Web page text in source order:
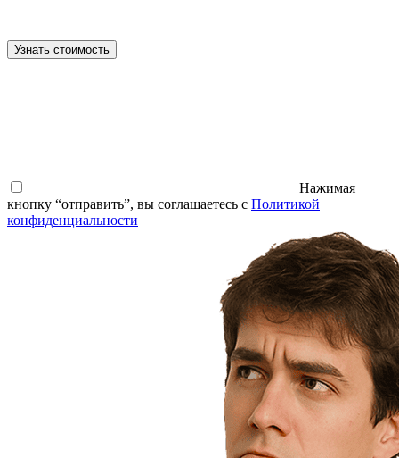
Узнать стоимость
Нажимая
кнопку “отправить”, вы соглашаетесь с Политикой
конфиденциальности